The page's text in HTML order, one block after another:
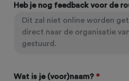
Heb je nog feedback voor de
Wat is je (voor)naam? *